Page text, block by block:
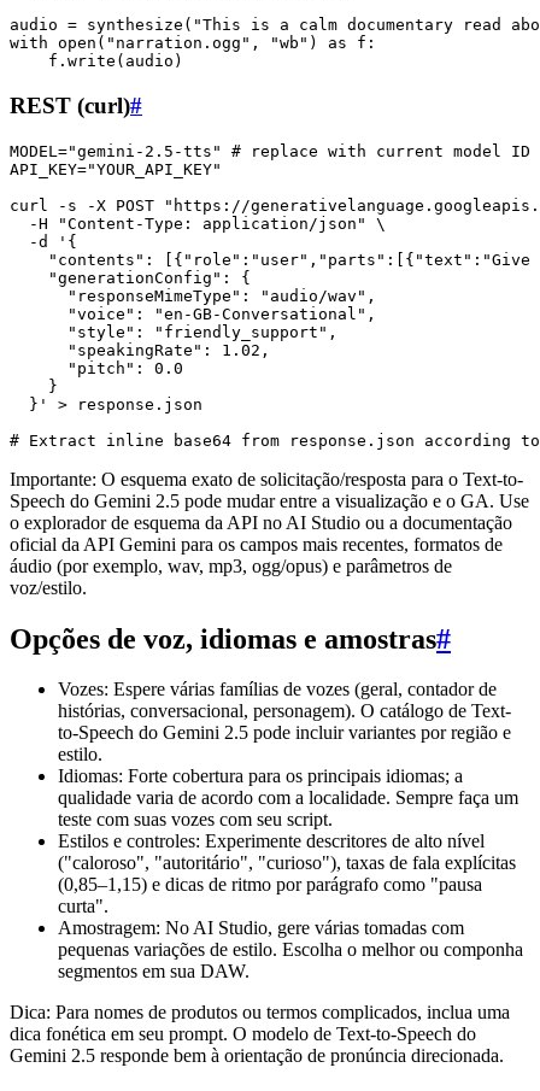
audio = synthesize("This is a calm documentary read
with open("narration.ogg", "wb") as f:
REST (curl)#
MODEL="gemini-2.5-tts" # replace with current model ID
API_KEY="YOUR_API_KEY"
curl -s -X POST "https://
  -H "Content-Type: application/json" \
  -d '{
"contents":
    "generationConfig": {
      "responseMimeType": "audio/wav",
      "voice": "en-GB-Conversational",
      "style": "friendly_support",
      "speakingRate": 1.02,
      "pitch": 0.0
    }
  }' > response.json
Importante: O esquema exato de solicitação/resposta para o Text-to-
Speech do Gemini 2.5 pode mudar entre a visualização e o GA. Use
o explorador de esquema da API no AI Studio ou a documentação
oficial da API Gemini para os campos mais recentes, formatos de
áudio (por exemplo, wav, mp3, ogg/opus) e parâmetros de
voz/estilo.
Opções de voz, idiomas e amostras#
Vozes: Espere várias famílias de vozes (geral, contador de
histórias, conversacional, personagem). O catálogo de Text-
to-Speech do Gemini 2.5 pode incluir variantes por região e
estilo.
Idiomas: Forte cobertura para os principais idiomas; a
qualidade varia de acordo com a localidade. Sempre faça um
teste com suas vozes com seu script.
Estilos e controles: Experimente descritores de alto nível
("caloroso", "autoritário", "curioso"), taxas de fala explícitas
(0,85–1,15) e dicas de ritmo por parágrafo como "pausa
curta".
Amostragem: No AI Studio, gere várias tomadas com
pequenas variações de estilo. Escolha o melhor ou componha
segmentos em sua DAW.
Dica: Para nomes de produtos ou termos complicados, inclua uma
dica fonética em seu prompt. O modelo de Text-to-Speech do
Gemini 2.5 responde bem à orientação de pronúncia direcionada.